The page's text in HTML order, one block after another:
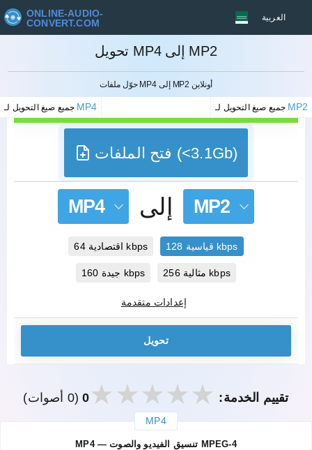
ONLINE-AUDIO-
CONVERT.COM
العربية
تحويل MP4 إلى MP2
حوّل ملفات MP4 إلى MP2 أونلاين
MP4 MP2
إلغاء
فتح الملفات (<3.1Gb)
MP4 إلى MP2
اقتصادية 64 kbps قياسية 128 kbps
جيدة 160 kbps مثالية 256 kbps
إعدادات متقدمة
تحويل
تقييم الخدمة: 0(0 أصوات)
MP4
MP4 — تنسيق الفيديو والصوت MPEG-4